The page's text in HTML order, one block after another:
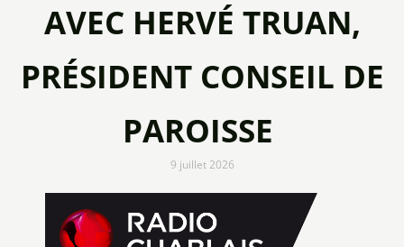
AVEC HERVÉ TRUAN,
PRÉSIDENT CONSEIL DE
PAROISSE
9 juillet 2026